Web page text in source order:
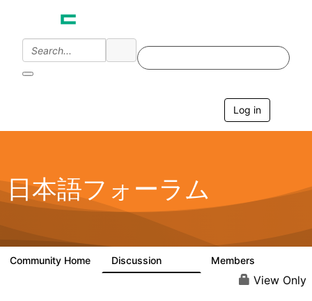
Log in
g
a
o
日本語フォーラム
Community Home Discussion Members
View Only